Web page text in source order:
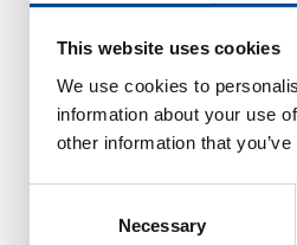
This website uses cookies
We use cookies to
information about your use
other information that
Necessary
nya
i
ger